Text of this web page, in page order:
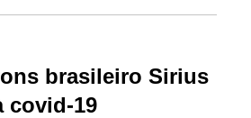
brasileiro Sirius
covid-19